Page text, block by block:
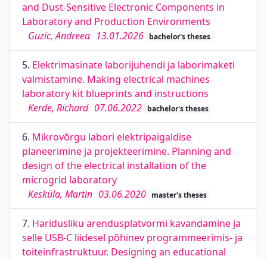
and Dust-Sensitive Electronic Components in
Laboratory and Production Environments
Guzic, Andreea 13.01.2026 bachelor's theses
5. Elektrimasinate laborijuhendi ja laborimaketi
valmistamine. Making electrical machines
laboratory kit blueprints and instructions
Kerde, Richard 07.06.2022 bachelor's theses
6. Mikrovõrgu labori elektripaigaldise
planeerimine ja projekteerimine. Planning and
design of the electrical installation of the
microgrid laboratory
Kesküla, Martin 03.06.2020 master's theses
7. Haridusliku arendusplatvormi kavandamine ja
selle USB-C liidesel põhinev programmeerimis- ja
toiteinfrastruktuur. Designing an educational